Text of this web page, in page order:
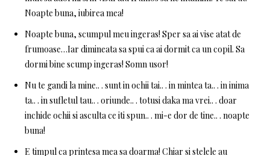
Noapte buna, iubirea mea!
Noapte buna, scumpul meu ingeras! Sper sa ai vise atat de
frumoase…Iar dimineata sa spui ca ai dormit ca un copil. Sa
dormi bine scump ingeras! Somn usor!
Nu te gandi la mine.. . sunt in ochii tai.. . in mintea ta.. . in inima
ta.. . in sufletul tau.. . oriunde.. . totusi daka ma vrei.. . doar
inchide ochii si asculta ce iti spun.. . mi-e dor de tine.. . noapte
buna!
E timpul ca printesa mea sa doarma! Chiar si stelele au